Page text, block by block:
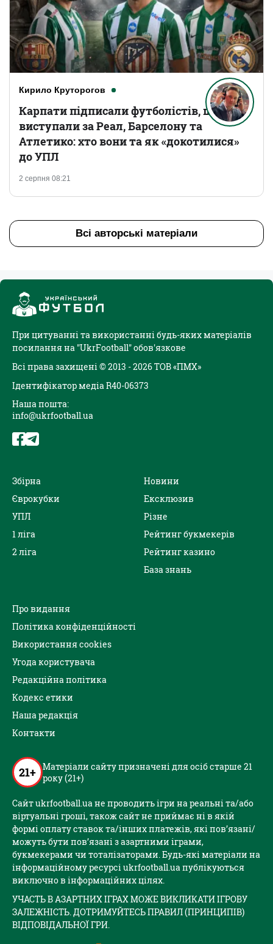
Кирило Круторогов
2 серпня 08:21
Карпати підписали футболістів, що
виступали за Реал, Барселону та
Атлетико: хто вони та як «докотилися»
до УПЛ
Всі авторські матеріали
При цитуванні та використанні будь-яких матеріалів
посилання на "UkrFootball" обов'язкове
Всі права захищені © 2013 - 2026 ТОВ «ПМХ»
Ідентифікатор медіа R40-06373
Наша пошта:
info@ukrfootball.ua
Збірна
Єврокубки
УПЛ
1 ліга
2 ліга
Новини
Ексклюзив
Різне
Рейтинг букмекерів
Рейтинг казино
База знань
Про видання
Політика конфіденційності
Використання cookies
Угода користувача
Редакційна політика
Кодекс етики
Наша редакція
Контакти
21+ Матеріали сайту призначені для осіб старше 21
року (21+)
Сайт ukrfootball.ua не проводить ігри на реальні та/або
віртуальні гроші, також сайт не приймає ні в якій
формі оплату ставок та/інших платежів, які пов’язані/
можуть бути пов’язані з азартними іграми,
букмекерами чи тоталізаторами. Будь-які матеріали на
інформаційному ресурсі ukrfootball.ua публікуються
виключно в інформаційних цілях.
УЧАСТЬ В АЗАРТНИХ ІГРАХ МОЖЕ ВИКЛИКАТИ ІГРОВУ
ЗАЛЕЖНІСТЬ. ДОТРИМУЙТЕСЬ ПРАВИЛ (ПРИНЦИПІВ)
ВІДПОВІДАЛЬНОЇ ГРИ.